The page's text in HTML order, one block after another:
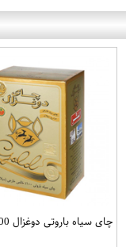
چای سیاه باروتی دوغزال 500 گرمی